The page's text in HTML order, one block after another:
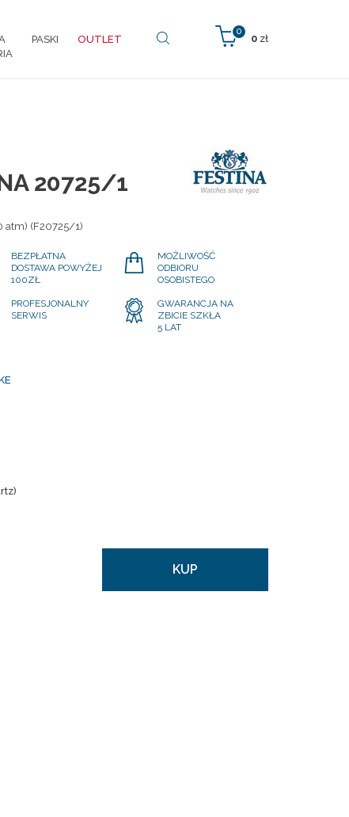
0
0 zł
PASKI OUTLET
20725/1
atm) (F20725/1)
BEZPŁATNA
DOSTAWA POWYŻEJ
100ZŁ
MOŻLIWOŚĆ
ODBIORU
OSOBISTEGO
PROFESJONALNY
SERWIS
GWARANCJA NA
ZBICIE SZKŁA
5 LAT
KUP